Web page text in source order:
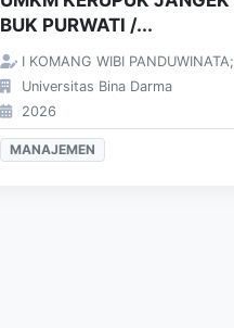
BUK PURWATI /...
I KOMANG WIBI PANDUWINATA;
Universitas Bina Darma
2026
MANAJEMEN